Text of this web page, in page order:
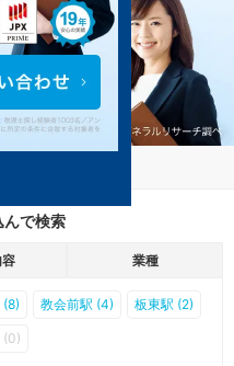
んで検索
業種
(8) 教会前駅 (4) 板東駅 (2)
(0)